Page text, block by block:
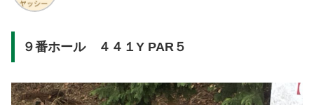
９番ホール ４４１Y PAR５